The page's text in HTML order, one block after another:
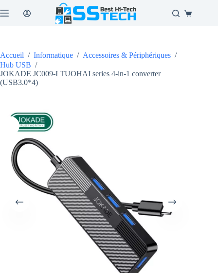
au
Panier
Accueil / Informatique / Accessoires & Périphériques /
Hub USB /
JOKADE JC009-I TUOHAI series 4-in-1 converter
(USB3.0*4)